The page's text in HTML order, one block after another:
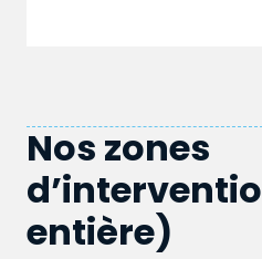
Nos zones
entière)